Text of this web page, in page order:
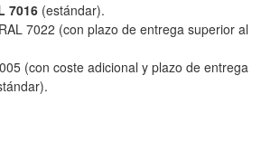
7016 (estándar).
7022 (con plazo de entrega superior al
(con coste adicional y plazo de entrega